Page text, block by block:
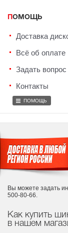
ПОМОЩЬ
Доставка
Всё об оплате
Задать
Контакты
ПОМОЩЬ
Как купить
в нашем
Вы можете задать
500-80-66.